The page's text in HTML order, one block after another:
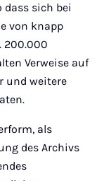
dass sich bei
von knapp
200.000
Verweise auf
und weitere
als
des Archivs